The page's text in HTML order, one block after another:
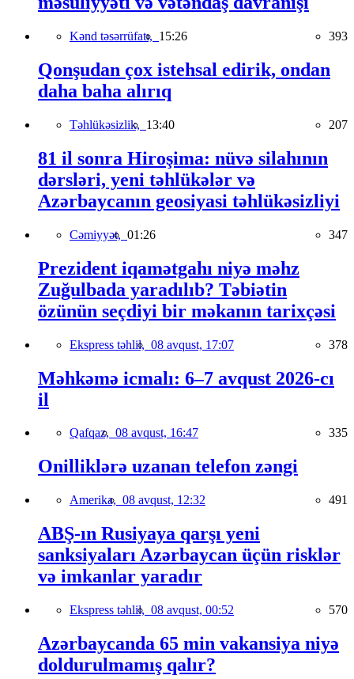
Kənd təsərrüfatı, 15:26 393
Qonşudan çox istehsal edirik, ondan
daha baha alırıq
Təhlükəsizlik, 13:40 207
81 il sonra Hiroşima: nüvə silahının
dərsləri, yeni təhlükələr və
Azərbaycanın geosiyasi təhlükəsizliyi
Cəmiyyət, 01:26 347
Prezident iqamətgahı niyə məhz
Zuğulbada yaradılıb? Təbiətin
özünün seçdiyi bir məkanın tarixçəsi
Ekspress təhlil, 08 avqust, 17:07 378
Məhkəmə icmalı: 6–7 avqust 2026-cı
il
Qafqaz, 08 avqust, 16:47 335
Onilliklərə uzanan telefon zəngi
Amerika, 08 avqust, 12:32 491
ABŞ-ın Rusiyaya qarşı yeni
sanksiyaları Azərbaycan üçün risklər
və imkanlar yaradır
Ekspress təhlil, 08 avqust, 00:52 570
Azərbaycanda 65 min vakansiya niyə
doldurulmamış qalır?